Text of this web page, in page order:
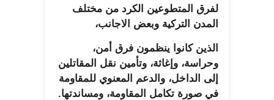
لفرق المتطوعين الكرد من مختلف
المدن التركية وبعض الاجانب،
الذين كانوا ينظمون فرق أمن،
وحراسة، وإغاثة، وتأمين نقل المقاتلين
إلى الداخل، والدعم المعنوي للمقاومة
في صورة تكامل المقاومة، ومساندتها.